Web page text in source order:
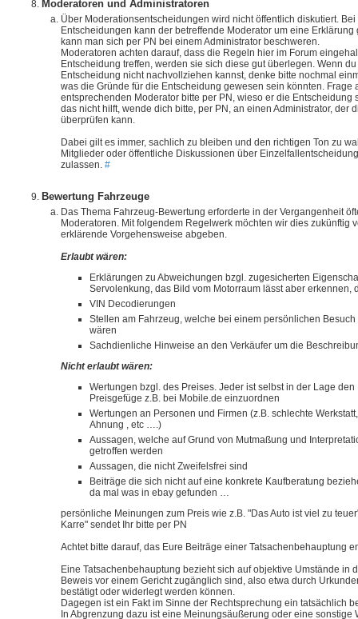
Moderatoren und Administratoren
Über Moderationsentscheidungen wird nicht öffentlich diskutiert.
Entscheidungen kann der betreffende Moderator um eine
kann man sich per PN bei einem Administrator beschweren.
Moderatoren achten darauf, dass die Regeln hier im Forum
Entscheidung treffen, werden sie sich diese gut überlegen. Wenn
Entscheidung nicht nachvollziehen kannst, denke bitte nochmal
was die Gründe für die Entscheidung gewesen sein könnten. Frage
entsprechenden Moderator bitte per PN, wieso er die Entscheidung
das nicht hilft, wende dich bitte, per PN, an einen Administrator, der
überprüfen kann.
Dabei gilt es immer, sachlich zu bleiben und den richtigen Ton zu
Mitglieder oder öffentliche Diskussionen über
zulassen. #
Bewertung Fahrzeuge
Das Thema Fahrzeug-Bewertung erforderte in der Vergangenheit
Moderatoren. Mit folgendem Regelwerk möchten wir dies zukünftig
erklärende Vorgehensweise abgeben.
Erlaubt wären:
Erklärungen zu Abweichungen bzgl. zugesicherten
Servolenkung, das Bild vom Motorraum lässt aber erkennen,
VIN Decodierungen
Stellen am Fahrzeug, welche bei einem persönlichen
wären
Sachdienliche Hinweise an den Verkäufer um die
Nicht erlaubt wären:
Wertungen bzgl. des Preises. Jeder ist selbst in der Lage
Preisgefüge z.B. bei Mobile.de einzuordnen
Wertungen an Personen und Firmen (z.B. schlechte
Ahnung , etc ….)
Aussagen, welche auf Grund von Mutmaßung und
getroffen werden
Aussagen, die nicht Zweifelsfrei sind
Beiträge die sich nicht auf eine konkrete Kaufberatung
da mal was in ebay gefunden …
persönliche Meinungen zum Preis wie z.B. "Das Auto ist viel zu
Karre" sendet Ihr bitte per PN
Achtet bitte darauf, das Eure Beiträge einer Tatsachenbehauptung
Eine Tatsachenbehauptung bezieht sich auf objektive Umstände in
Beweis vor einem Gericht zugänglich sind, also etwa durch
bestätigt oder widerlegt werden können.
Dagegen ist ein Fakt im Sinne der Rechtsprechung ein tatsächlich
In Abgrenzung dazu ist eine Meinungsäußerung oder eine sonstige